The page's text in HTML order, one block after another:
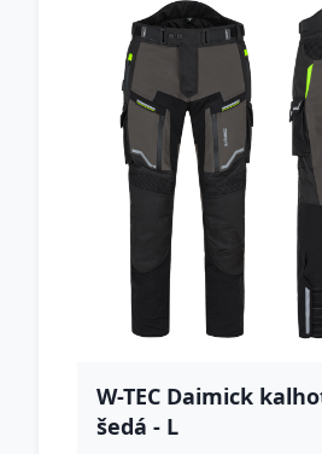
W-TEC Daimick
šedá - L